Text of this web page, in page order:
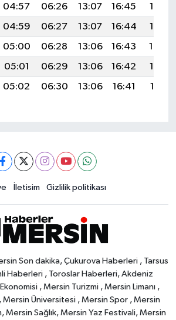
04:57 06:26 13:07 16:45
19:38
04:59 06:27 13:07 16:44
19:36
05:00 06:28 13:06 16:43
19:34
05:01 06:29 13:06 16:42
19:33
05:02 06:30 13:06 16:41 19:31
İletisim Gizlilik politikası
Son dakika, Çukurova Haberleri , Tarsus
Haberleri , Toroslar Haberleri, Akdeniz
, Mersin Turizmi , Mersin Limanı ,
Üniversitesi , Mersin Spor , Mersin
Mersin Sağlık, Mersin Yaz Festivali, Mersin